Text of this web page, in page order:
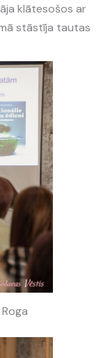
klātesošos ar
stāstīja tautas